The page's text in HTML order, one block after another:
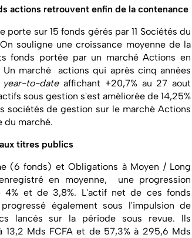
actions retrouvent enfin de la contenance
sur 15 fonds gérés par 11 Sociétés du
souligne une croissance moyenne de la
fonds portée par un marché Actions en
marché actions qui après cinq années
year-to-dateaffichant +20,7% au 27 aout
sous gestion s'est améliorée de 14,25%
sociétés de gestion sur le marché Actions
du marché.
titres publics
(6 fonds) et Obligations à Moyen / Long
en moyenne, une progression
et de 3,8%. L'actif net de ces fonds
également sous l'impulsion de
lancés sur la période sous revue. Ils
13,2 Mds FCFA et de 57,3% à 295,6 Mds